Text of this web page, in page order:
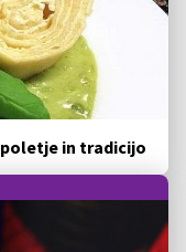
in tradicijo